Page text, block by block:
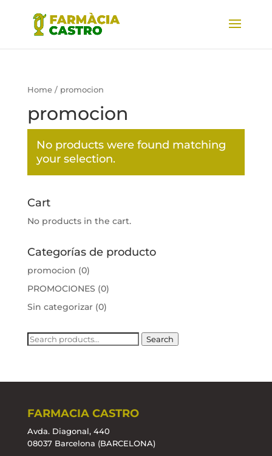
Home/ promocion
promocion
No products were found matching
your selection.
Cart
No products in the cart.
Categorías de producto
promocion (0)
PROMOCIONES (0)
Sin categorizar (0)
Search
Search
FARMACIA CASTRO
Avda. Diagonal, 440
08037 Barcelona (BARCELONA)